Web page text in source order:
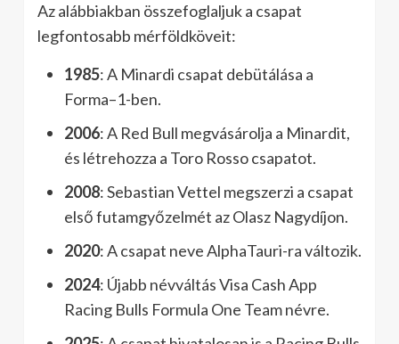
Az alábbiakban összefoglaljuk a csapat
legfontosabb mérföldköveit:
1985: A Minardi csapat debütálása a
Forma–1-ben.
2006: A Red Bull megvásárolja a Minardit,
és létrehozza a Toro Rosso csapatot.
2008: Sebastian Vettel megszerzi a csapat
első futamgyőzelmét az Olasz Nagydíjon.
2020: A csapat neve AlphaTauri-ra változik.
2024: Újabb névváltás Visa Cash App
Racing Bulls Formula One Team névre.